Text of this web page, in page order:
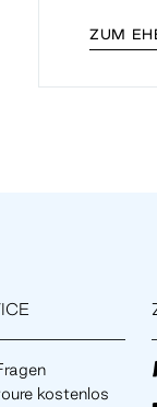
ZUM
kostenlos